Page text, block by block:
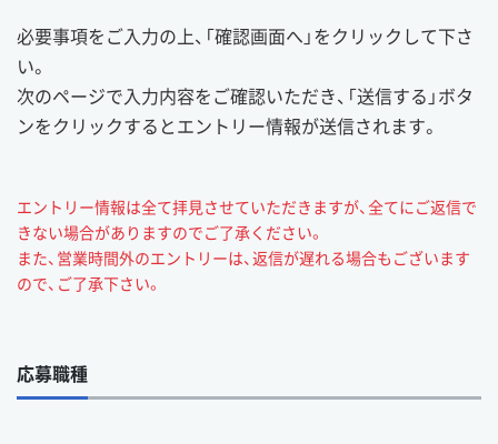
必要事項をご入力の上、「確認画面へ」をクリックして下さ
い。
次のページで入力内容をご確認いただき、「送信する」ボタ
ンをクリックするとエントリー情報が送信されます。
エントリー情報は全て拝見させていただきますが、全てにご返信で
きない場合がありますのでご了承ください。
また、営業時間外のエントリーは、返信が遅れる場合もございます
ので、ご了承下さい。
応募職種